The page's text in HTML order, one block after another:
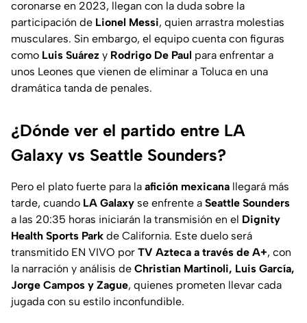
coronarse en 2023, llegan con la duda sobre la
participación de Lionel Messi, quien arrastra molestias
musculares. Sin embargo, el equipo cuenta con figuras
como Luis Suárez y Rodrigo De Paul para enfrentar a
unos Leones que vienen de eliminar a Toluca en una
dramática tanda de penales.
¿Dónde ver el partido entre LA
Galaxy vs Seattle Sounders?
Pero el plato fuerte para la afición mexicana llegará más
tarde, cuando LA Galaxy se enfrente a Seattle Sounders
a las 20:35 horas iniciarán la transmisión en el Dignity
Health Sports Park de California. Este duelo será
transmitido EN VIVO por TV Azteca a través de A+, con
la narración y análisis de Christian Martinoli, Luis García,
Jorge Campos y Zague, quienes prometen llevar cada
jugada con su estilo inconfundible.